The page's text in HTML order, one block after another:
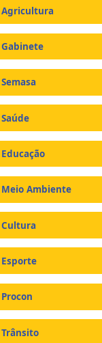
Agricultura
Gabinete
Semasa
Saúde
Educação
Meio Ambiente
Cultura
Esporte
Procon
Trânsito